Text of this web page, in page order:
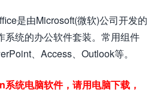
是由Microsoft(微软)公司开发的
系统的办公软件套装。常用组件
、Access、Outlook等。
系统电脑软件，请用电脑下载，